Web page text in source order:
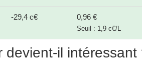
-29,4 c€ 0,96 €
Seuil : 1,9 c€/L
il intéressant